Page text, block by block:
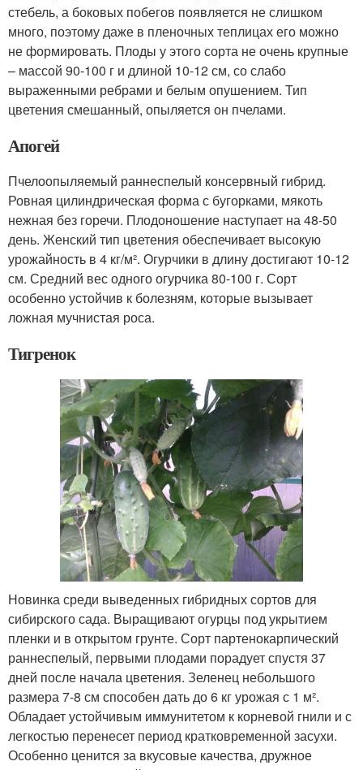
стебель, а боковых побегов появляется не слишком
много, поэтому даже в пленочных теплицах его можно
не формировать. Плоды у этого сорта не очень крупные
– массой 90-100 г и длиной 10-12 см, со слабо
выраженными ребрами и белым опушением. Тип
цветения смешанный, опыляется он пчелами.
Апогей
Пчелоопыляемый раннеспелый консервный гибрид.
Ровная цилиндрическая форма с бугорками, мякоть
нежная без горечи. Плодоношение наступает на 48-50
день. Женский тип цветения обеспечивает высокую
урожайность в 4 кг/м². Огурчики в длину достигают 10-12
см. Средний вес одного огурчика 80-100 г. Сорт
особенно устойчив к болезням, которые вызывает
ложная мучнистая роса.
Тигренок
Новинка среди выведенных гибридных сортов для
сибирского сада. Выращивают огурцы под укрытием
пленки и в открытом грунте. Сорт партенокарпический
раннеспелый, первыми плодами порадует спустя 37
дней после начала цветения. Зеленец небольшого
размера 7-8 см способен дать до 6 кг урожая с 1 м².
Обладает устойчивым иммунитетом к корневой гнили и с
легкостью перенесет период кратковременной засухи.
Особенно ценится за вкусовые качества, дружное